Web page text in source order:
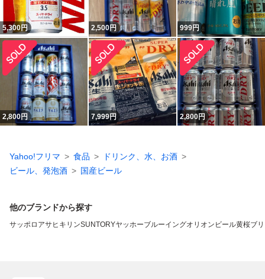
5,300円 2,500円 999円
2,800円 7,999円 2,800円
Yahoo!フリマ 食品
ドリンク、水、お酒
ビール、発泡酒
国産ビール
他のブランドから探す
サッポロ アサヒ キリンSUNTORYヤッホーブルーイングオリオンビール黄桜ブ